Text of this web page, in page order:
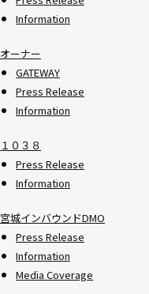
Information
オーナー
GATEWAY
Press Release
Information
１０３８
Press Release
Information
宮城インバウンドDMO
Press Release
Information
Media Coverage